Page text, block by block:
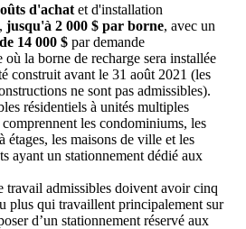
d'achat et d'installation
jusqu'à 2 000 $ par borne, avec un
14 000 $ par demande
où la borne de recharge sera installée
construit avant le 31 août 2021 (les
ne sont pas admissibles).
résidentiels à unités multiples
les condominiums, les
étages, les maisons de ville et les
ayant un stationnement dédié aux
travail admissibles doivent avoir cinq
plus qui travaillent principalement sur
d’un stationnement réservé aux